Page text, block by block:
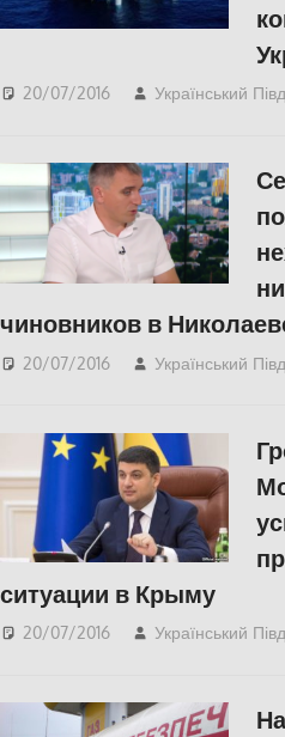
20/07/2016 Український
чиновников в
20/07/2016 Український
ситуации в Крыму
20/07/2016 Український